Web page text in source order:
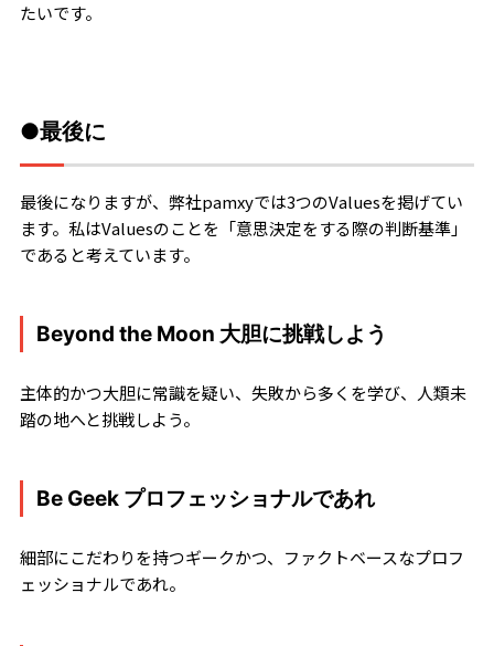
たいです。
●最後に
最後になりますが、弊社pamxyでは3つのValuesを掲げてい
ます。私はValuesのことを「意思決定をする際の判断基準」
であると考えています。
Beyond the Moon 大胆に挑戦しよう
主体的かつ大胆に常識を疑い、失敗から多くを学び、人類未
踏の地へと挑戦しよう。
Be Geek プロフェッショナルであれ
細部にこだわりを持つギークかつ、ファクトベースなプロフ
ェッショナルであれ。